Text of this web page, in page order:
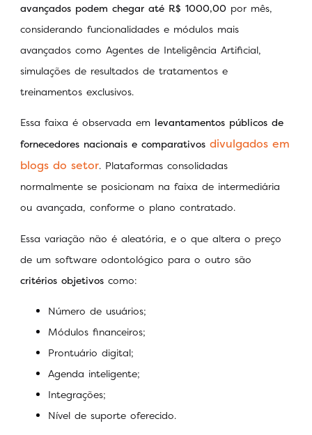
avançados podem chegar até R$ 1000,00 por mês,
considerando funcionalidades e módulos mais
avançados como Agentes de Inteligência Artificial,
simulações de resultados de tratamentos e
treinamentos exclusivos.
Essa faixa é observada em levantamentos públicos de
fornecedores nacionais e comparativos divulgados em
blogs do setor. Plataformas consolidadas
normalmente se posicionam na faixa de intermediária
ou avançada, conforme o plano contratado.
Essa variação não é aleatória, e o que altera o preço
de um software odontológico para o outro são
critérios objetivos como:
Número de usuários;
Módulos financeiros;
Prontuário digital;
Agenda inteligente;
Integrações;
Nível de suporte oferecido.